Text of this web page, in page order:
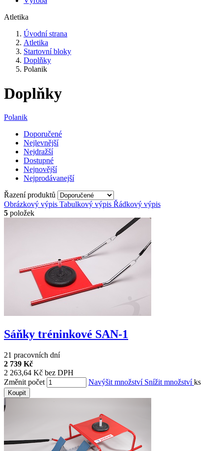
Atletika
Úvodní strana
Atletika
Startovní bloky
Doplňky
Polanik
Doplňky
Polanik
Doporučené
Nejlevnější
Nejdražší
Dostupné
Nejnovější
Nejprodávanejší
Řazení produktů
Obrázkový výpis Tabulkový výpis Řádkový výpis
5 položek
Sáňky tréninkové SAN-1
21 pracovních dní
2 739 Kč
2 263,64 Kč bez DPH
Změnit počet
Navýšit množství Snížit množstvíks
Koupit